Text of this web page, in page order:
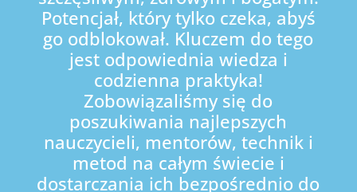
Potencjał, który tylko czeka, abyś
go odblokował. Kluczem do tego
jest odpowiednia wiedza i
codzienna praktyka!
Zobowiązaliśmy się do
poszukiwania najlepszych
nauczycieli, mentorów, technik i
metod na całym świecie i
dostarczania ich bezpośrednio do